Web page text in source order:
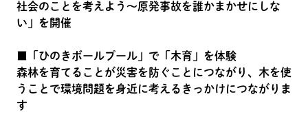
社会のことを考えよう～原発事故を誰かまかせにしな
い」を開催
■「ひのきボールプール」で「木育」を体験
森林を育てることが災害を防ぐことにつながり、木を使
うことで環境問題を身近に考えるきっかけにつながりま
す